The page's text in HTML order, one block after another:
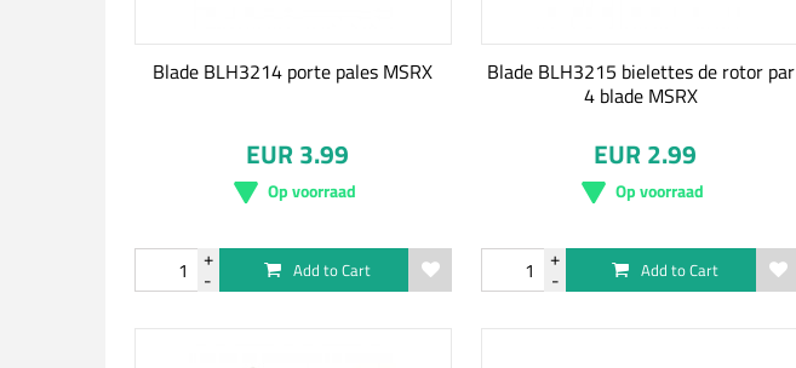
Blade BLH3214 porte pales MSRX
EUR 3.99
Op voorraad
Add to Cart
Blade BLH3215 bielettes de rotor par
4 blade MSRX
EUR 2.99
Op voorraad
Add to Cart